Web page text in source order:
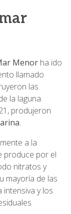
Menor ha ido
llamado
las
la laguna.
produjeron
.
a la
produce por el
nitratos y
mayoría de las
intensiva y los